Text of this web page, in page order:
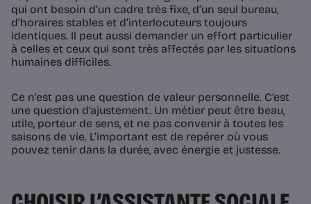
qui ont besoin d’un cadre très fixe, d’un seul bureau,
d’horaires stables et d’interlocuteurs toujours
identiques. Il peut aussi demander un effort particulier
à celles et ceux qui sont très affectés par les situations
humaines difficiles.
Ce n’est pas une question de valeur personnelle. C’est
une question d’ajustement. Un métier peut être beau,
utile, porteur de sens, et ne pas convenir à toutes les
saisons de vie. L’important est de repérer où vous
pouvez tenir dans la durée, avec énergie et justesse.